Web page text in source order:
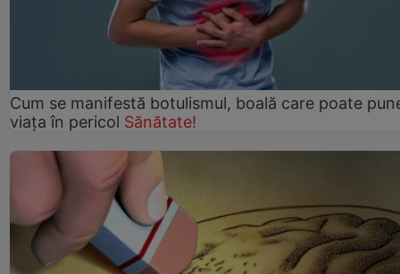
Cum se manifestă botulismul, boală care poate
viaţa în pericol Sănătate!